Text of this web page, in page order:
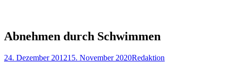
Abnehmen durch Schwimmen
Posted
24. Dezember 201215. November 2020Autor
Redaktion